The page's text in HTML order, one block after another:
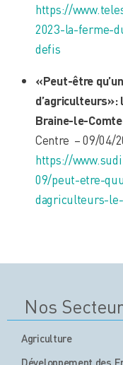
https://
2023-la-ferme-
defis
«Peut-être
d’agriculteurs»:
Braine-le-Comte
Centre – 09/04/
https://
09/peut-etre-
dagriculteurs-
Nos
Agriculture
Développement des